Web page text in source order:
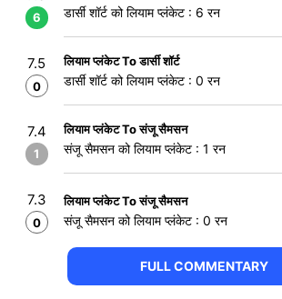
6 डार्सी शॉर्ट को लियाम प्लंकेट : 6 रन
7.5
0
लियाम प्लंकेट To डार्सी शॉर्ट
डार्सी शॉर्ट को लियाम प्लंकेट : 0 रन
7.4
1
लियाम प्लंकेट To संजू सैमसन
संजू सैमसन को लियाम प्लंकेट : 1 रन
7.3
0
लियाम प्लंकेट To संजू सैमसन
संजू सैमसन को लियाम प्लंकेट : 0 रन
FULL COMMENTARY